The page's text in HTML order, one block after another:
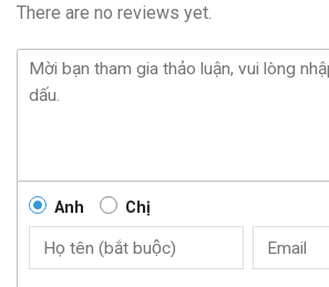
There are no reviews yet.
Anh Chị